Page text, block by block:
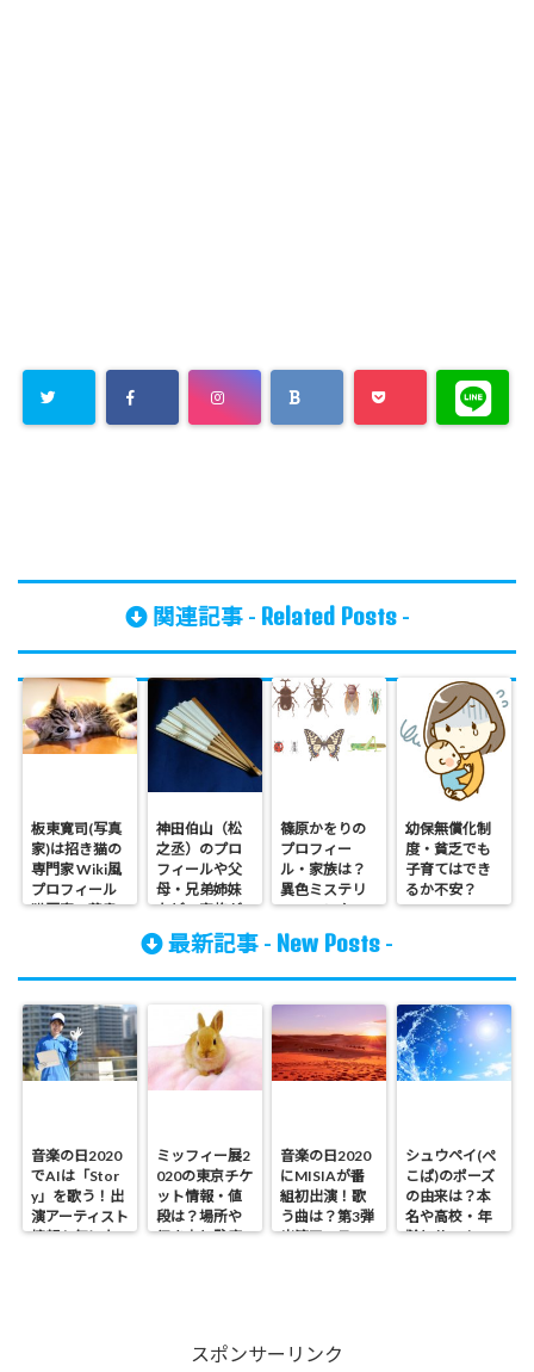
関連記事 - Related Posts-
板東寛司(写真
家)は招き猫の
専門家 Wiki風
プロフィール
猫写真の著書
神田伯山（松
之丞）のプロ
フィールや父
母・兄弟姉妹
などの家族が
気になる！
篠原かをりの
プロフィー
ル・家族は？
異色ミステリ
ーーハンター
と呼ばれる訳
は！書籍(本)や
幼保無償化制
度・貧乏でも
子育てはでき
るか不安？
最新記事 - New Posts -
音楽の日2020
でAIは「Stor
y」を歌う！出
演アーティスト
情報も気にな
ミッフィー展2
020の東京チケ
ット情報・値
段は？場所や
行き方と駐車
音楽の日2020
にMISIAが番
組初出演！歌
う曲は？第3弾
出演アーティス
シュウペイ(ぺ
こぱ)のポーズ
の由来は？本
名や高校・年
齢とサッカー
スポンサーリンク